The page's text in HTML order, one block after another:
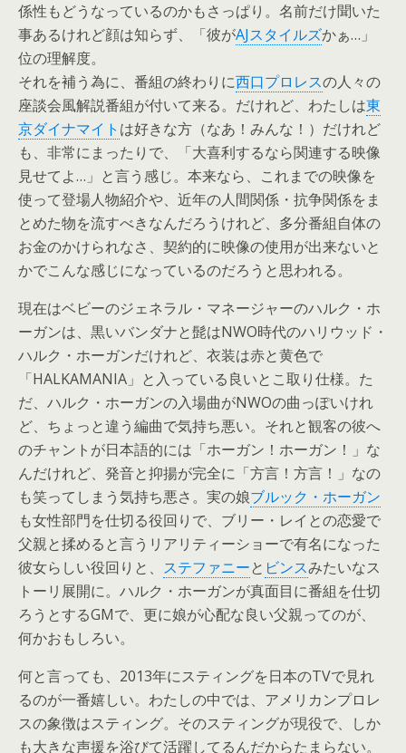
係性もどうなっているのかもさっぱり。名前だけ聞いた
事あるけれど顔は知らず、「彼がAJスタイルズかぁ…」
位の理解度。
それを補う為に、番組の終わりに西口プロレスの人々の
座談会風解説番組が付いて来る。だけれど、わたしは東
京ダイナマイト は好きな方（なあ！みんな！）だけれど
も、非常にまったりで、「大喜利するなら関連する映像
見せてよ…」と言う感じ。本来なら、これまでの映像を
使って登場人物紹介や、近年の人間関係・抗争関係をま
とめた物を流すべきなんだろうけれど、多分番組自体の
お金のかけられなさ、契約的に映像の使用が出来ないと
かでこんな感じになっているのだろうと思われる。
現在はベビーのジェネラル・マネージャーのハルク・ホ
ーガンは、黒いバンダナと髭はNWO時代のハリウッド・
ハルク・ホーガンだけれど、衣装は赤と黄色で
「HALKAMANIA」と入っている良いとこ取り仕様。た
だ、ハルク・ホーガンの入場曲がNWOの曲っぽいけれ
ど、ちょっと違う編曲で気持ち悪い。それと観客の彼へ
のチャントが日本語的には「ホーガン！ホーガン！」な
んだけれど、発音と抑揚が完全に「方言！方言！」なの
も笑ってしまう気持ち悪さ。実の娘ブルック・ホーガン
も女性部門を仕切る役回りで、ブリー・レイとの恋愛で
父親と揉めると言うリアリティーショーで有名になった
彼女らしい役回りと、 ステファニーと ビンスみたいなス
トーリ展開に。ハルク・ホーガンが真面目に番組を仕切
ろうとするGMで、更に娘が心配な良い父親ってのが、
何かおもしろい。
何と言っても、2013年にスティングを日本のTVで見れ
るのが一番嬉しい。わたしの中では、アメリカンプロレ
スの象徴はスティング。そのスティングが現役で、しか
も大きな声援を浴びて活躍してるんだからたまらない。